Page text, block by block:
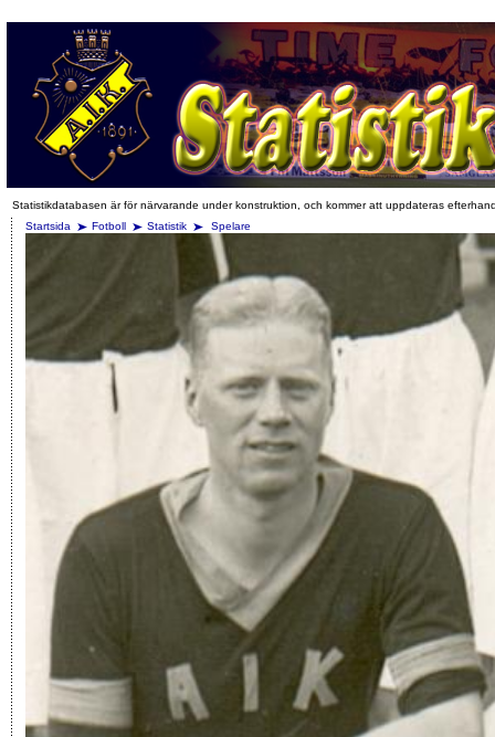
Statistikdatabasen är för närvarande under konstruktion, och kommer att uppdateras
Startsida
Fotboll Statistik Spelare